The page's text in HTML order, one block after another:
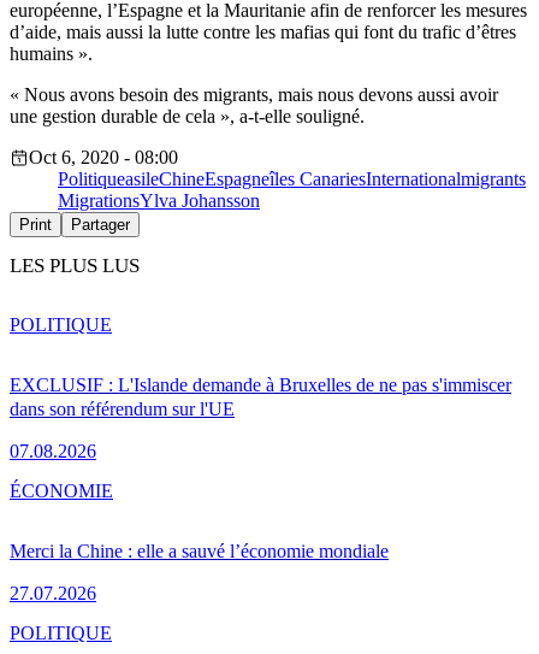
européenne, l’Espagne et la Mauritanie afin de renforcer les mesures
d’aide, mais aussi la lutte contre les mafias qui font du trafic d’êtres
humains ».
« Nous avons besoin des migrants, mais nous devons aussi avoir
une gestion durable de cela », a-t-elle souligné.
Oct 6, 2020 - 08:00
PolitiqueasileChineEspagneîles CanariesInternationalmigrants
MigrationsYlva Johansson
Print Partager
LES PLUS LUS
EXCLUSIF : L'Islande demande à Bruxelles de ne pas s'immiscer
dans son référendum sur l'UE
07.08.2026
POLITIQUE
Merci la Chine : elle a sauvé l’économie mondiale
27.07.2026
ÉCONOMIE
POLITIQUE